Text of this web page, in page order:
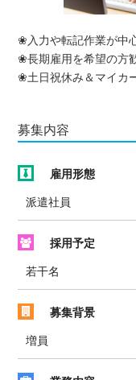
❀入力や転記作業が中
❀長期雇用を希望の方
❀土日祝休み＆マイカ
募集内容
雇用形態
派遣社員
採用予定
若干名
募集背景
増員